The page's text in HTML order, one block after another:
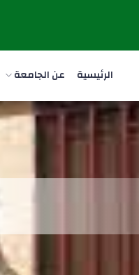
الرئيسية عن الجامعة